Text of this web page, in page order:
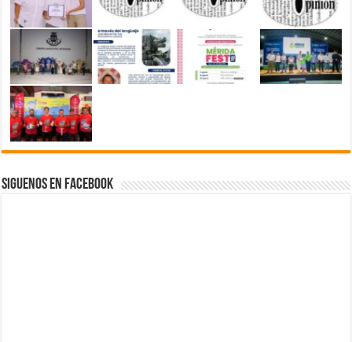
Siguenos en Facebook